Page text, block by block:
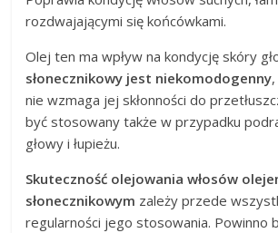
rozdwajającymi się końcówkami.
Olej ten ma wpływ na kondycję skóry
słonecznikowy jest niekomodogenny
nie wzmaga jej skłonności do
być stosowany także w przypadku
głowy i łupieżu.
Skuteczność olejowania włosów
słonecznikowym zależy przede
regularności jego stosowania. Powinno